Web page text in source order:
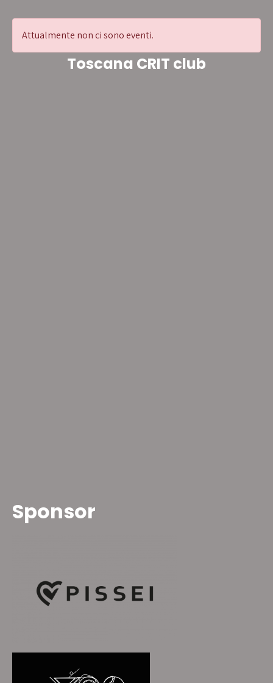
Attualmente non ci sono eventi.
Toscana CRIT club
Sponsor